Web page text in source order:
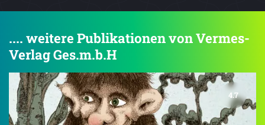
.... weitere Publikationen von Vermes-
Verlag Ges.m.b.H
4.7